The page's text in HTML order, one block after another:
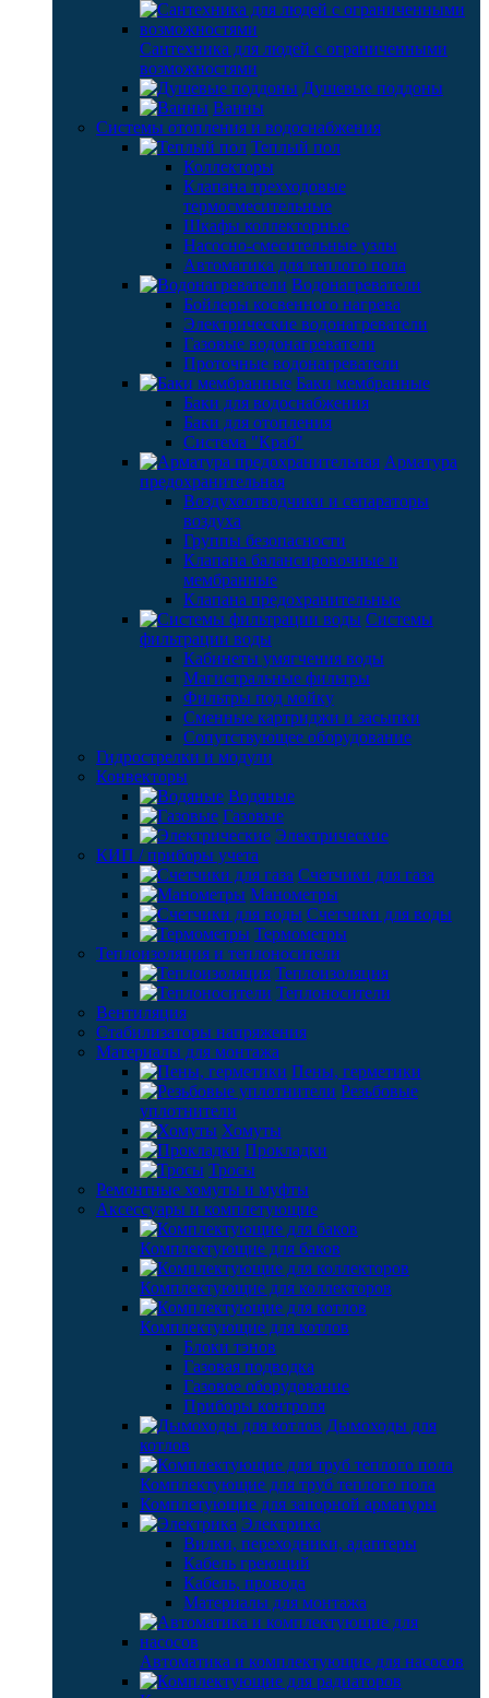
Сантехника для людей с ограниченными
возможностями
Душевые поддоны
Ванны
Системы отопления и водоснабжения
Теплый пол
Коллекторы
Клапана трехходовые
термосмесительные
Шкафы коллекторные
Насосно-смесительные узлы
Автоматика для теплого пола
Водонагреватели
Бойлеры косвенного нагрева
Электрические водонагреватели
Газовые водонагреватели
Проточные водонагреватели
Баки мембранные
Баки для водоснабжения
Баки для отопления
Система "Краб"
Арматура
предохранительная
Воздухоотводчики и сепараторы
воздуха
Группы безопасности
Клапана балансировочные и
мембранные
Клапана предохранительные
Системы
фильтрации воды
Кабинеты умягчения воды
Магистральные фильтры
Фильтры под мойку
Сменные картриджи и засыпки
Сопутствующее оборудование
Гидрострелки и модули
Конвекторы
Водяные
Газовые
Электрические
КИП / приборы учета
Счетчики для газа
Манометры
Счетчики для воды
Термометры
Теплоизоляция и теплоносители
Теплоизоляция
Теплоносители
Вентиляция
Стабилизаторы напряжения
Материалы для монтажа
Пены, герметики
Резьбовые
уплотнители
Хомуты
Прокладки
Тросы
Ремонтные хомуты и муфты
Аксессуары и комплетующие
Комплектующие для баков
Комплектующие для коллекторов
Комплектующие для котлов
Блоки тэнов
Газовая подводка
Газовое оборудование
Приборы контроля
Дымоходы для
котлов
Комплектующие для труб теплого пола
Комплетующие для запорной арматуры
Электрика
Вилки, переходники, адаптеры
Кабель греющий
Кабель, провода
Материалы для монтажа
Автоматика и комплектующие для насосов